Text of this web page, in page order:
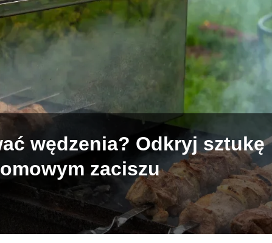
wędzenia? Odkryj sztukę
zaciszu